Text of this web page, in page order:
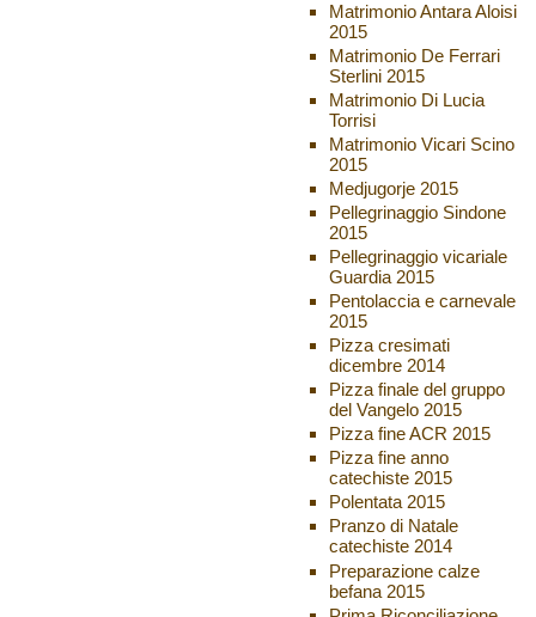
Matrimonio Antara Aloisi
2015
Matrimonio De Ferrari
Sterlini 2015
Matrimonio Di Lucia
Torrisi
Matrimonio Vicari Scino
2015
Medjugorje 2015
Pellegrinaggio Sindone
2015
Pellegrinaggio vicariale
Guardia 2015
Pentolaccia e carnevale
2015
Pizza cresimati
dicembre 2014
Pizza finale del gruppo
del Vangelo 2015
Pizza fine ACR 2015
Pizza fine anno
catechiste 2015
Polentata 2015
Pranzo di Natale
catechiste 2014
Preparazione calze
befana 2015